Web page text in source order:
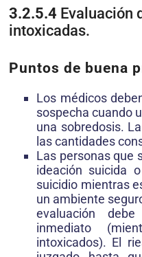
3.2.5.4 Evaluación
intoxicadas.
Puntos de buena
Los médicos
sospecha cuando
una sobredosis.
las cantidades
Las personas que
ideación suicida
suicidio mientras
un ambiente
evaluación
inmediato
intoxicados). El